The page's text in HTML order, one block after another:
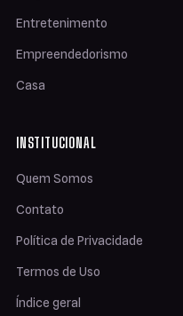
Entretenimento
Empreendedorismo
Casa
INSTITUCIONAL
Quem Somos
Contato
Política de Privacidade
Termos de Uso
Índice geral